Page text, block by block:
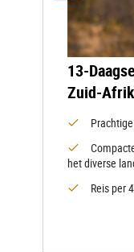
13-
Zuid-
het diverse
Reis per